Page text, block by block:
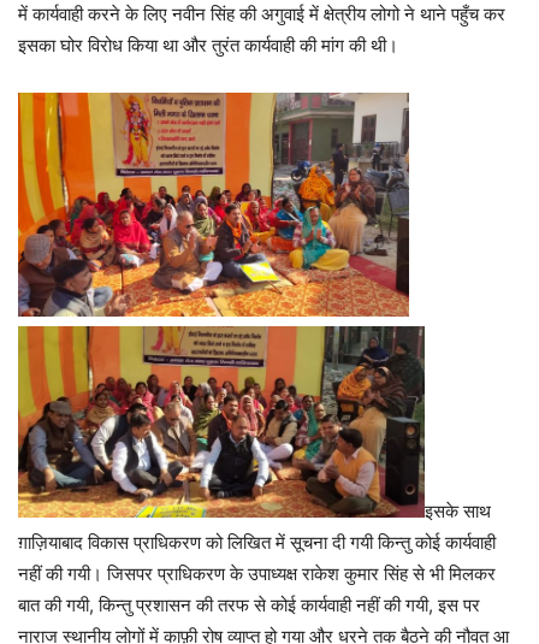
में कार्यवाही करने के लिए नवीन सिंह की अगुवाई में क्षेत्रीय लोगो ने थाने पहुँच कर
इसका घोर विरोध किया था और तुरंत कार्यवाही की मांग की थी।
इसके साथ
ग़ाज़ियाबाद विकास प्राधिकरण को लिखित में सूचना दी गयी किन्तु कोई कार्यवाही
नहीं की गयी। जिसपर प्राधिकरण के उपाध्यक्ष राकेश कुमार सिंह से भी मिलकर
बात की गयी, किन्तु प्रशासन की तरफ से कोई कार्यवाही नहीं की गयी, इस पर
नाराज स्थानीय लोगों में काफ़ी रोष व्याप्त हो गया और धरने तक बैठने की नौवत आ